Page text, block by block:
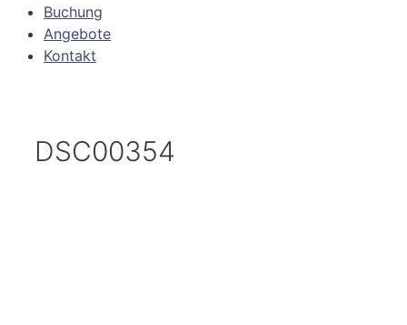
Buchung
Angebote
Kontakt
DSC00354